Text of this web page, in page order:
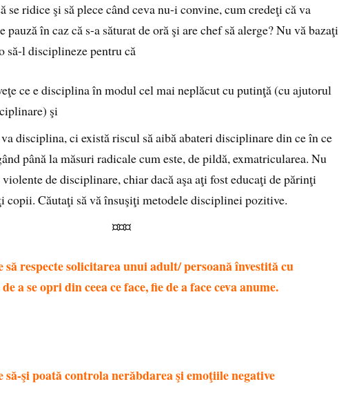
se ridice şi să plece când ceva nu-i convine, cum credeţi că va
pauză în caz că s-a săturat de oră şi are chef să alerge? Nu vă bazaţi
să-l disciplinezepentru că
ce e disciplina în modul cel mai neplăcut cu putinţă (cu ajutorul
şi
disciplina, ci există riscul să aibă abateri disciplinare din ce în ce
până la măsuri radicale cum este, de pildă, exmatricularea. Nu
de disciplinare, chiar dacă aşa aţi fost educaţi de părinţi
copii. Căutaţi să vă însuşiţi metodele disciplinei pozitive.
¤¤¤
respecte solicitarea unui adult/ persoană învestită cu
a se opri din ceea ce face, fie de a face ceva anume.
şi poată controla nerăbdarea şi emoţiile negative